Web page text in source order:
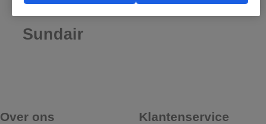
Sundair
Over ons Klantenservice